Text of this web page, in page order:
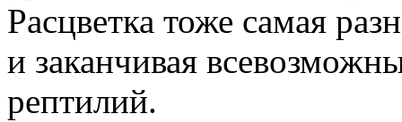
Расцветка тоже самая
и заканчивая
рептилий.